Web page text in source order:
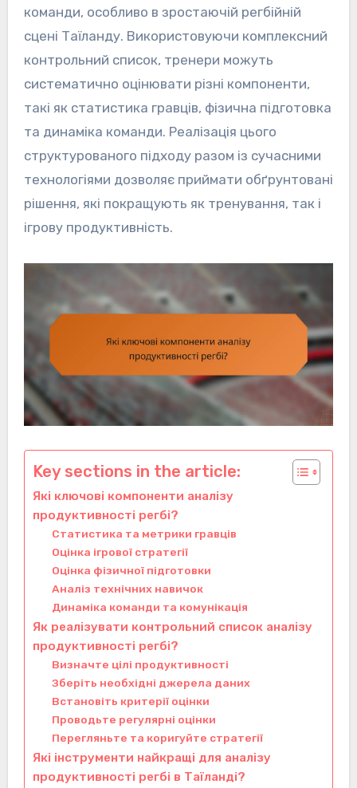
команди, особливо в зростаючій регбійній
сцені Таїланду. Використовуючи комплексний
контрольний список, тренери можуть
систематично оцінювати різні компоненти,
такі як статистика гравців, фізична підготовка
та динаміка команди. Реалізація цього
структурованого підходу разом із сучасними
технологіями дозволяє приймати обґрунтовані
рішення, які покращують як тренування, так і
ігрову продуктивність.
Key sections in the article:
Які ключові компоненти аналізу
продуктивності регбі?
Статистика та метрики гравців
Оцінка ігрової стратегії
Оцінка фізичної підготовки
Аналіз технічних навичок
Динаміка команди та комунікація
Як реалізувати контрольний список аналізу
продуктивності регбі?
Визначте цілі продуктивності
Зберіть необхідні джерела даних
Встановіть критерії оцінки
Проводьте регулярні оцінки
Перегляньте та коригуйте стратегії
Які інструменти найкращі для аналізу
продуктивності регбі в Таїланді?